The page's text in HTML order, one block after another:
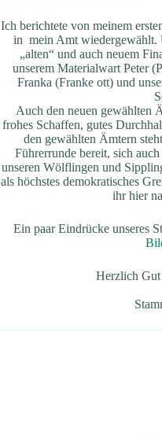
Ich berichtete von meinem
in mein Amt wiedergewählt.
„alten“ und auch neuem
unserem Materialwart Peter
Franka (Franke ott) und
Auch den neuen gewählten
frohes Schaffen, gutes
den gewählten Ämtern
Führerrunde bereit, sich
unseren Wölflingen und
als höchstes demokratisches
ihr hier
Ein paar Eindrücke unseres
Herzlich Gut